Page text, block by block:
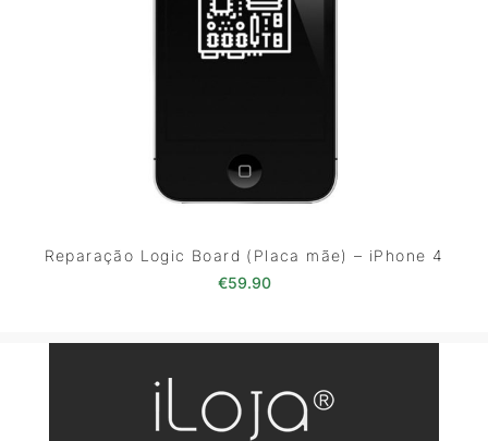
Reparação Logic Board (Placa mãe) – iPhone 4
€59.90